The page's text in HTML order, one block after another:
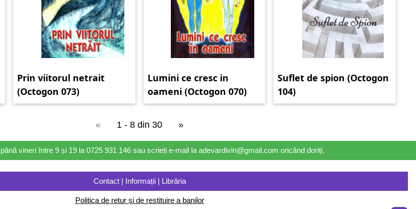
Prin viitorul netrait
(Octogon 073)
Lumini ce cresc in
oameni (Octogon 070)
Suflet de spion (Octogon
104)
« 1 - 8 din 30 »
vineri între 9 și 19 la 0725 931 146 sau scrieți e-mail la adevardivin@gmail.com oricând doriți.
Contact | Informații | Librăria
Politica de retur și de restituire a banilor